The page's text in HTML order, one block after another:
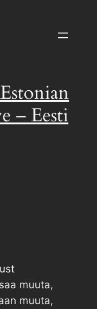
– Eesti
muuta,
muuta,